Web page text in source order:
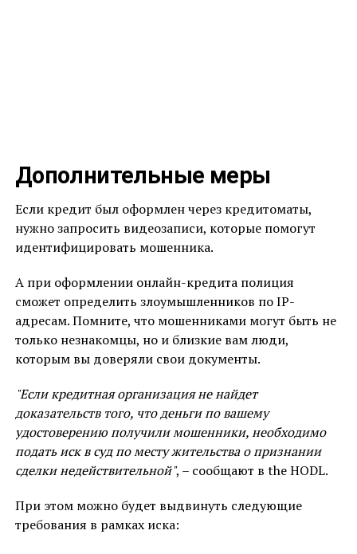
Дополнительные меры
Если кредит был оформлен через кредитоматы,
нужно запросить видеозаписи, которые помогут
идентифицировать мошенника.
А при оформлении онлайн-кредита полиция
сможет определить злоумышленников по IP-
адресам. Помните, что мошенниками могут быть не
только незнакомцы, но и близкие вам люди,
которым вы доверяли свои документы.
"Если кредитная организация не найдет
доказательств того, что деньги по вашему
удостоверению получили мошенники, необходимо
подать иск в суд по месту жительства о признании
сделки недействительной", – сообщают в the HODL.
При этом можно будет выдвинуть следующие
требования в рамках иска: